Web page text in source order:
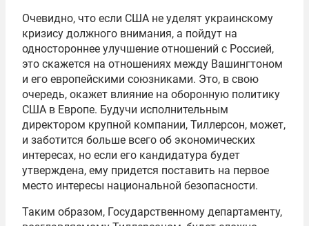
Очевидно, что если США не уделят украинскому
кризису должного внимания, а пойдут на
одностороннее улучшение отношений с Россией,
это скажется на отношениях между Вашингтоном
и его европейскими союзниками. Это, в свою
очередь, окажет влияние на оборонную политику
США в Европе. Будучи исполнительным
директором крупной компании, Тиллерсон, может,
и заботится больше всего об экономических
интересах, но если его кандидатура будет
утверждена, ему придется поставить на первое
место интересы национальной безопасности.
Таким образом, Государственному департаменту,